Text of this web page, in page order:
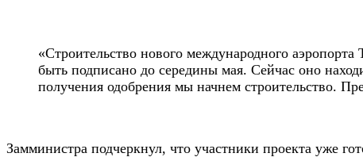
«Строительство нового международного
быть подписано до середины мая. Сейчас оно
получения одобрения мы начнем строительство.
Замминистра подчеркнул, что участники проекта уже